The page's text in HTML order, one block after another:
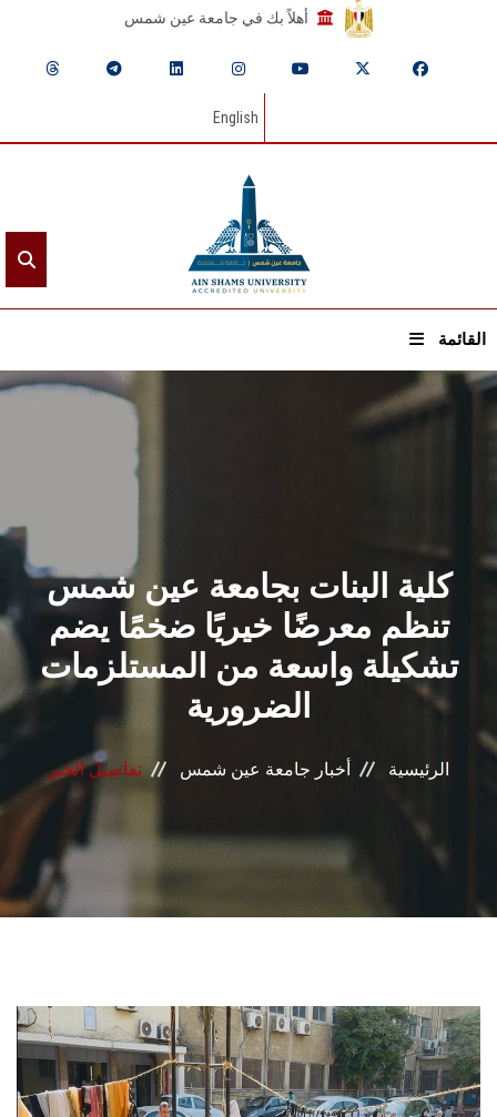
أهلاً بك في جامعة عين شمس
English
القائمة
القطاعـات
الشئون الأكاديمية
البحث العلمي
الرعاية الصحية
المراكز والوحدات
الأنظمة الذكية
الإعلام
الطلاب
هيئة التدريس
كلية البنات بجامعة عين شمس
تنظم معرضًا خيريًا ضخمًا يضم
تشكيلة واسعة من المستلزمات
الضرورية
الرئيسية أخبار جامعة عين شمس تفاصيل الخبر